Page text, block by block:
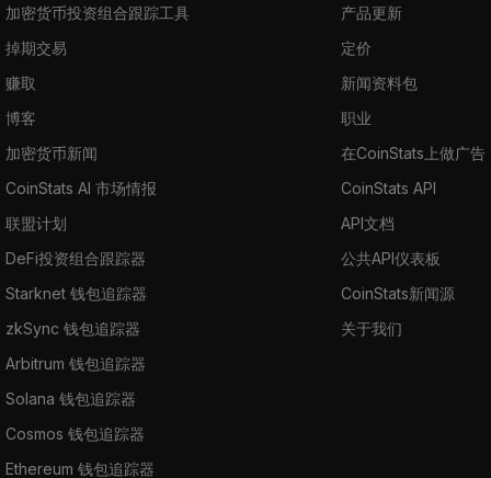
加密货币投资组合跟踪工具
掉期交易
赚取
博客
加密货币新闻
CoinStats AI 市场情报
联盟计划
DeFi投资组合跟踪器
Starknet 钱包追踪器
zkSync 钱包追踪器
Arbitrum 钱包追踪器
Solana 钱包追踪器
Cosmos 钱包追踪器
Ethereum 钱包追踪器
产品更新
定价
新闻资料包
职业
在CoinStats上做广告
CoinStats API
API文档
公共API仪表板
CoinStats新闻源
关于我们